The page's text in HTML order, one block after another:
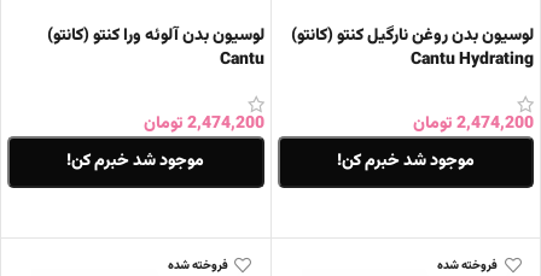
لوسیون بدن روغن نارگیل کنتو (کانتو)
Cantu Hydrating
2,474,200تومان
موجود شد خبرم کن!
لوسیون بدن آلوئه ورا کنتو (کانتو)
Cantu
2,474,200تومان
موجود شد خبرم کن!
فروخته شده فروخته شده